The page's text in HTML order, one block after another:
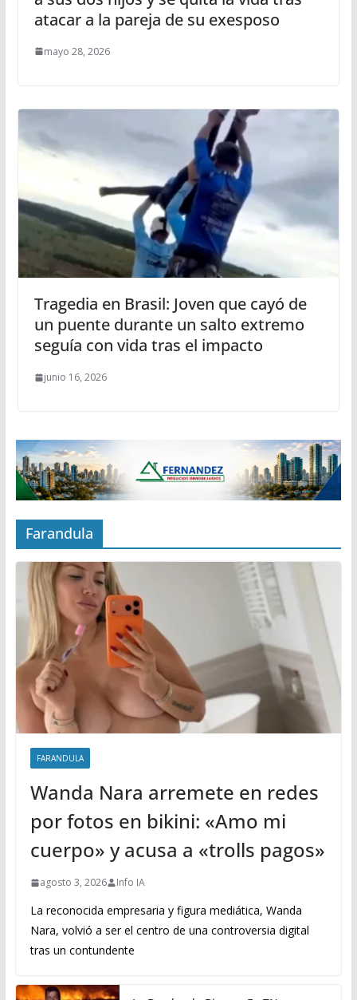
atacar a la pareja de su exesposo
mayo 28, 2026
Tragedia en Brasil: Joven que cayó de
un puente durante un salto extremo
seguía con vida tras el impacto
junio 16, 2026
Farandula
FARANDULA
Wanda Nara arremete en redes
por fotos en bikini: «Amo mi
cuerpo» y acusa a «trolls pagos»
agosto 3, 2026 Info IA
La reconocida empresaria y figura mediática, Wanda
Nara, volvió a ser el centro de una controversia digital
tras un contundente